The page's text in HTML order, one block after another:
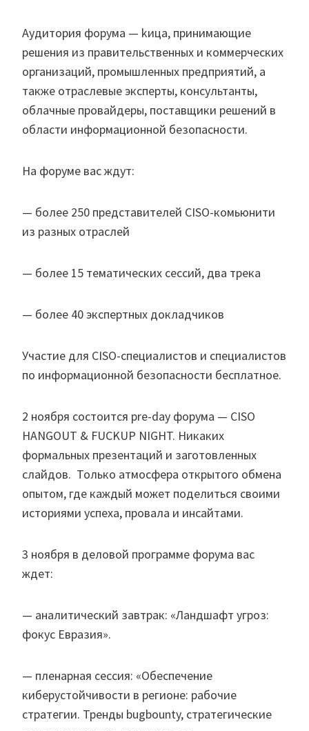
Аудитория форума — kица, принимающие
решения из правительственных и коммерческих
организаций, промышленных предприятий, а
также отраслевые эксперты, консультанты,
облачные провайдеры, поставщики решений в
области информационной безопасности.
На форуме вас ждут:
— более 250 представителей CISO-комьюнити
из разных отраслей
— более 15 тематических сессий, два трека
— более 40 экспертных докладчиков
Участие для CISO-специалистов и специалистов
по информационной безопасности бесплатное.
2 ноября состоится pre-day форума — CISO
HANGOUT & FUCKUP NIGHT. Никаких
формальных презентаций и заготовленных
слайдов. Только атмосфера открытого обмена
опытом, где каждый может поделиться своими
историями успеха, провала и инсайтами.
3 ноября в деловой программе форума вас
ждет:
— аналитический завтрак: «Ландшафт угроз:
фокус Евразия».
— пленарная сессия: «Обеспечение
киберустойчивости в регионе: рабочие
стратегии. Тренды bugbounty, стратегические